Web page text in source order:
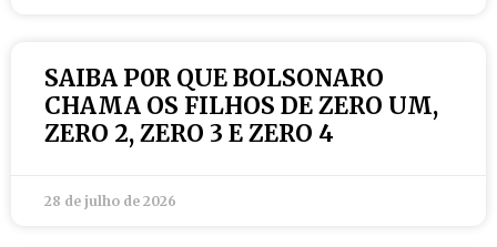
SAIBA P0R QUE BOLSONARO
CHAMA OS FILHOS DE ZERO UM,
ZERO 2, ZERO 3 E ZERO 4
28 de julho de 2026